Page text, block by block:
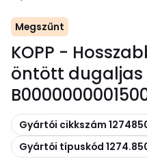
Megszűnt
KOPP -
öntött dugaljas
Másolás
Gyártói cikkszám
Másolás
Gyártói típuskód